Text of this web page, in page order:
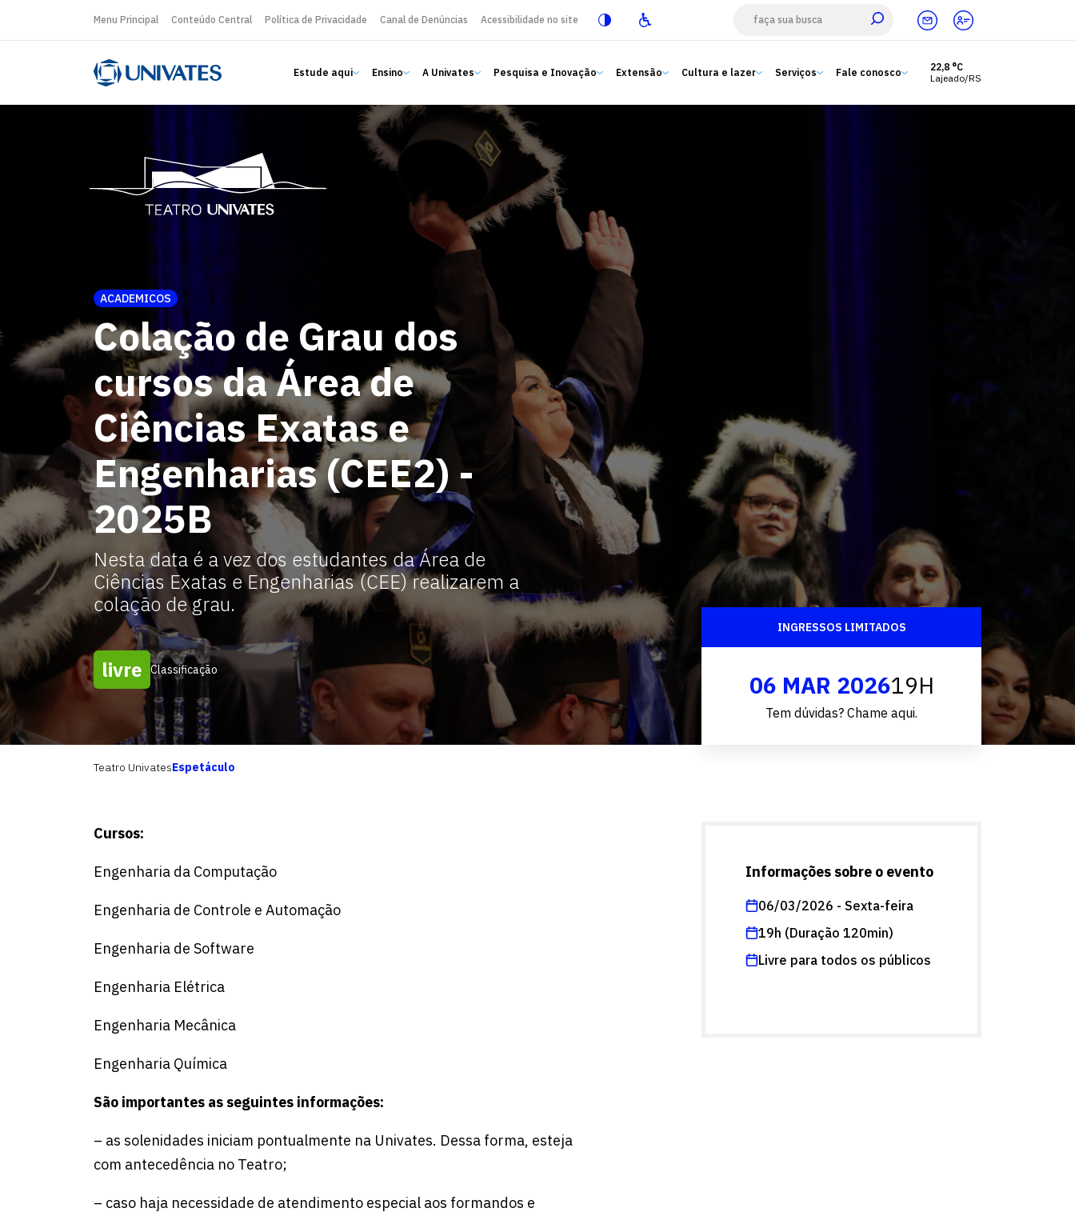
Menu Principal Conteúdo Central Política de Privacidade Canal de Denúncias Acessibilidade no site
Estude aqui Ensino A Univates Pesquisa e Inovação Extensão Cultura e lazer Serviços Fale conosco
22,8 °C
Lajeado/RS
Estude aqui
ACADEMICOS
Colação de Grau dos
cursos da Área de
Ciências Exatas e
Engenharias (CEE2) -
2025B
Nesta data é a vez dos estudantes da Área de
Ciências Exatas e Engenharias (CEE) realizarem a
colação de grau.
livre Classificação
INGRESSOS LIMITADOS
06 MAR 202619H
Tem dúvidas? Chame aqui.
Teatro UnivatesEspetáculo
Cursos:
Engenharia da Computação
Engenharia de Controle e Automação
Engenharia de Software
Engenharia Elétrica
Engenharia Mecânica
Engenharia Química
São importantes as seguintes informações:
– as solenidades iniciam pontualmente na Univates. Dessa forma, esteja
com antecedência no Teatro;
– caso haja necessidade de atendimento especial aos formandos e
Informações sobre o evento
06/03/2026 - Sexta-feira
19h (Duração 120min)
Livre para todos os públicos